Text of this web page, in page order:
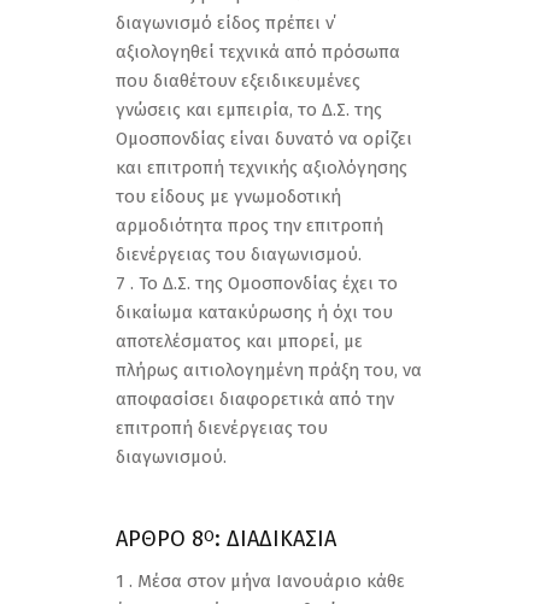
διαγωνισμό είδος πρέπει ν΄
αξιολογηθεί τεχνικά από πρόσωπα
που διαθέτουν εξειδικευμένες
γνώσεις και εμπειρία, το Δ.Σ. της
Ομοσπονδίας είναι δυνατό να ορίζει
και επιτροπή τεχνικής αξιολόγησης
του είδους με γνωμοδοτική
αρμοδιότητα προς την επιτροπή
διενέργειας του διαγωνισμού.
7 . Το Δ.Σ. της Ομοσπονδίας έχει το
δικαίωμα κατακύρωσης ή όχι του
αποτελέσματος και μπορεί, με
πλήρως αιτιολογημένη πράξη του, να
αποφασίσει διαφορετικά από την
επιτροπή διενέργειας του
διαγωνισμού.
ΑΡΘΡΟ 8Ο: ΔΙΑΔΙΚΑΣΙΑ
1 . Μέσα στον μήνα Ιανουάριο κάθε